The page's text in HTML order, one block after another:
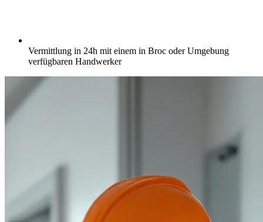
Vermittlung in 24h mit einem in Broc oder Umgebung
verfügbaren Handwerker